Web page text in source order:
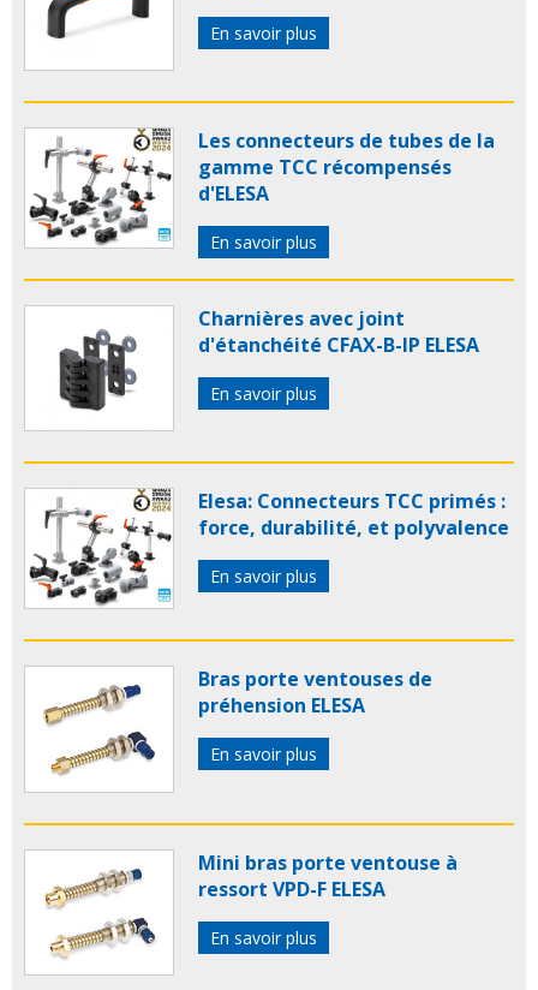
En savoir plus
Les connecteurs de tubes de la
gamme TCC récompensés
d'ELESA
En savoir plus
Charnières avec joint
d'étanchéité CFAX-B-IP ELESA
En savoir plus
Elesa: Connecteurs TCC primés :
force, durabilité, et polyvalence
En savoir plus
Bras porte ventouses de
préhension ELESA
En savoir plus
Mini bras porte ventouse à
ressort VPD-F ELESA
En savoir plus